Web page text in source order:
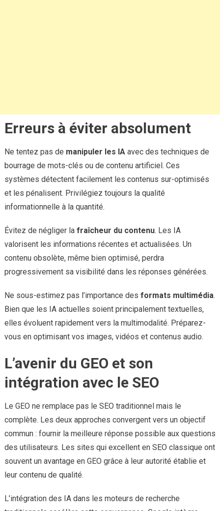
Erreurs à éviter absolument
Ne tentez pas de manipuler les IAavec des techniques de
bourrage de mots-clés ou de contenu artificiel. Ces
systèmes détectent facilement les contenus sur-optimisés
et les pénalisent. Privilégiez toujours la qualité
informationnelle à la quantité.
Évitez de négliger la fraîcheur du contenu. Les IA
valorisent les informations récentes et actualisées. Un
contenu obsolète, même bien optimisé, perdra
progressivement sa visibilité dans les réponses générées.
Ne sous-estimez pas l’importance des formats multimédia.
Bien que les IA actuelles soient principalement textuelles,
elles évoluent rapidement vers la multimodalité. Préparez-
vous en optimisant vos images, vidéos et contenus audio.
L’avenir du GEO et son
intégration avec le SEO
Le GEO ne remplace pas le SEO traditionnel mais le
complète. Les deux approches convergent vers un objectif
commun : fournir la meilleure réponse possible aux questions
des utilisateurs. Les sites qui excellent en SEO classique ont
souvent un avantage en GEO grâce à leur autorité établie et
leur contenu de qualité.
L’intégration des IA dans les moteurs de recherche